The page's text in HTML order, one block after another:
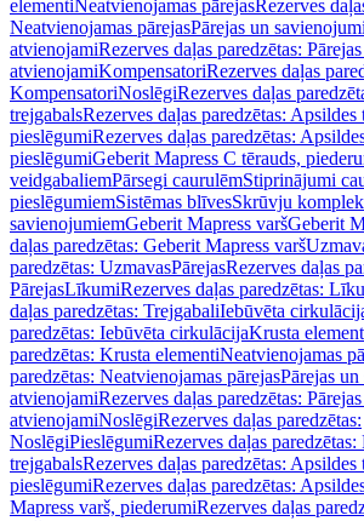
elementiNeatvienojamas pārejasRezerves
Neatvienojamas pārejasPārejas un
atvienojamiRezerves daļas paredzētas:
atvienojamiKompensatoriRezerves daļas
KompensatoriNoslēgiRezerves daļas
trejgabalsRezerves daļas paredzētas: Apsildes
pieslēgumiRezerves daļas paredzētas:
pieslēgumiGeberit Mapress C tērauds,
veidgabaliemPārsegi caurulēmStiprinājumi
pieslēgumiemSistēmas blīvesSkrūvju
savienojumiemGeberit Mapress varšGeberit
daļas paredzētas: Geberit Mapress varš
paredzētas: UzmavasPārejasRezerves daļas
PārejasLīkumiRezerves daļas paredzētas:
daļas paredzētas: TrejgabaliIebūvēta
paredzētas: Iebūvēta cirkulācijaKrusta
paredzētas: Krusta elementiNeatvienojamas
paredzētas: Neatvienojamas pārejasPārejas
atvienojamiRezerves daļas paredzētas:
atvienojamiNoslēgiRezerves daļas paredzētas:
NoslēgiPieslēgumiRezerves daļas paredzētas:
trejgabalsRezerves daļas paredzētas: Apsildes
pieslēgumiRezerves daļas paredzētas:
Mapress varš, piederumiRezerves daļas